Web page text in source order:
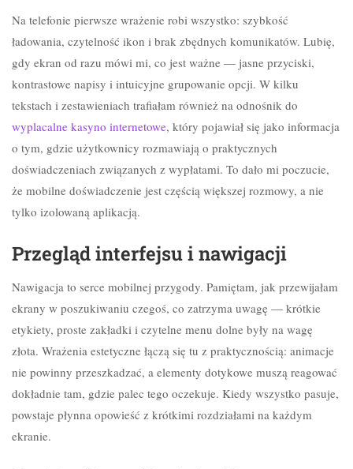
Na telefonie pierwsze wrażenie robi wszystko: szybkość
ładowania, czytelność ikon i brak zbędnych komunikatów. Lubię,
gdy ekran od razu mówi mi, co jest ważne — jasne przyciski,
kontrastowe napisy i intuicyjne grupowanie opcji. W kilku
tekstach i zestawieniach trafiałam również na odnośnik do
wyplacalne kasyno internetowe, który pojawiał się jako informacja
o tym, gdzie użytkownicy rozmawiają o praktycznych
doświadczeniach związanych z wypłatami. To dało mi poczucie,
że mobilne doświadczenie jest częścią większej rozmowy, a nie
tylko izolowaną aplikacją.
Przegląd interfejsu i nawigacji
Nawigacja to serce mobilnej przygody. Pamiętam, jak przewijałam
ekrany w poszukiwaniu czegoś, co zatrzyma uwagę — krótkie
etykiety, proste zakładki i czytelne menu dolne były na wagę
złota. Wrażenia estetyczne łączą się tu z praktycznością: animacje
nie powinny przeszkadzać, a elementy dotykowe muszą reagować
dokładnie tam, gdzie palec tego oczekuje. Kiedy wszystko pasuje,
powstaje płynna opowieść z krótkimi rozdziałami na każdym
ekranie.